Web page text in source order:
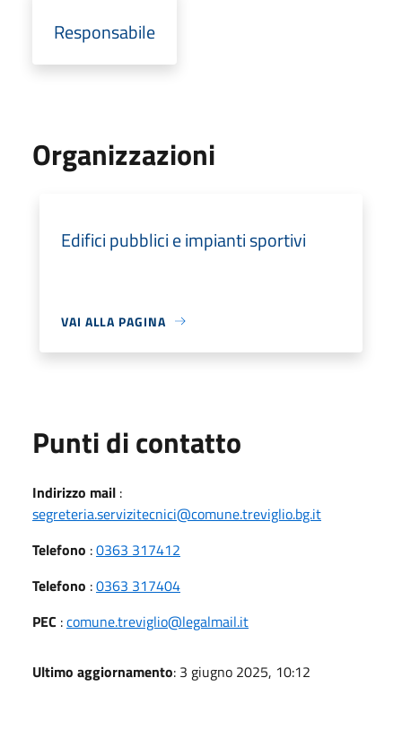
Responsabile
Organizzazioni
Edifici pubblici e impianti sportivi
VAI ALLA PAGINA
Punti di contatto
Indirizzo mail :
segreteria.servizitecnici@comune.treviglio.bg.it
Telefono :0363 317412
Telefono :0363 317404
PEC :comune.treviglio@legalmail.it
Ultimo aggiornamento: 3 giugno 2025, 10:12